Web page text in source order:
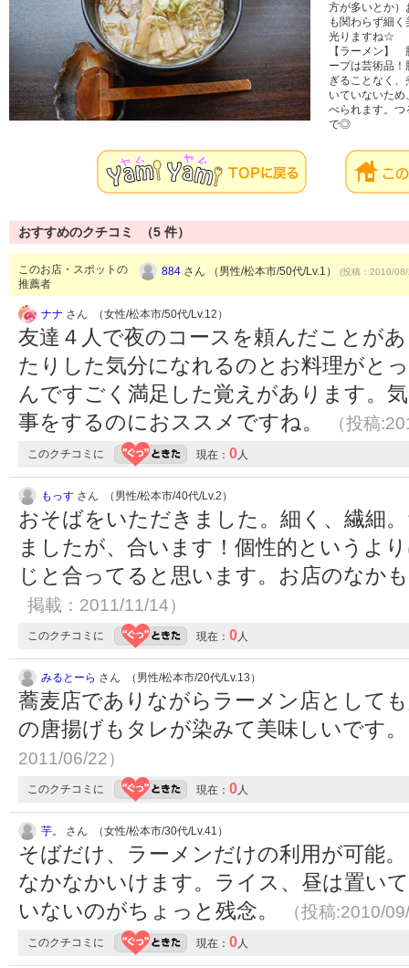
方が多いとか）
も関わらず細
光りますね☆
【ラーメン】
ープは芸術品
ぎることなく
いていないた
べられます。つ
で◎
おすすめのクチコミ （5 件）
このお店・スポットの
推薦者
884 さん （男性/松本市/50代/Lv.1） (投稿：2010/
ナナ さん （女性/松本市/50代/Lv.12）
友達４人で夜のコースを頼んだことが
たりした気分になれるのとお料理がと
んですごく満足した覚えがあります。
事をするのにおススメですね。
（投稿
このクチコミに 現在： 0人
もっす さん （男性/松本市/40代/Lv.2）
おそばをいただきました。細く、繊細
ましたが、合います！個性的というよ
じと合ってると思います。お店のなか
掲載：2011/11/14）
このクチコミに 現在： 0人
みるとーら さん （男性/松本市/20代/Lv.13）
蕎麦店でありながらラーメン店として
の唐揚げもタレが染みて美味しいです
2011/06/22）
このクチコミに 現在： 0人
芋。 さん （女性/松本市/30代/Lv.41）
そばだけ、ラーメンだけの利用が可能
なかなかいけます。ライス、昼は置い
いないのがちょっと残念。
（投稿:2010/
このクチコミに 現在： 0人